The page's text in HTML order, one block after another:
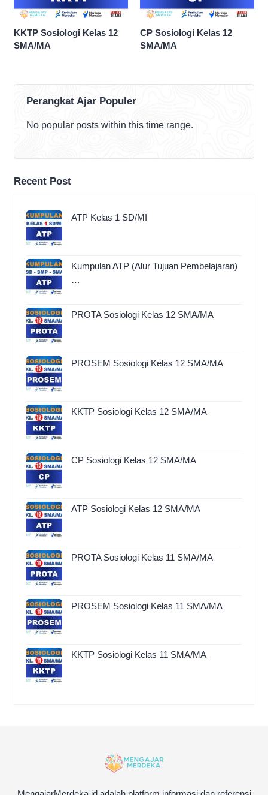
KKTP Sosiologi Kelas 12
SMA/MA
CP Sosiologi Kelas 12
SMA/MA
Perangkat Ajar Populer
No popular posts within this time range.
Recent Post
ATP Kelas 1 SD/MI
Kumpulan ATP (Alur Tujuan Pembelajaran)
…
PROTA Sosiologi Kelas 12 SMA/MA
PROSEM Sosiologi Kelas 12 SMA/MA
KKTP Sosiologi Kelas 12 SMA/MA
CP Sosiologi Kelas 12 SMA/MA
ATP Sosiologi Kelas 12 SMA/MA
PROTA Sosiologi Kelas 11 SMA/MA
PROSEM Sosiologi Kelas 11 SMA/MA
KKTP Sosiologi Kelas 11 SMA/MA